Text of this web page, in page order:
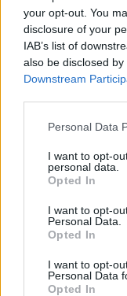
your opt-out. You
disclosure of your
IAB’s list of
also be disclosed
Downstream
Please note that
not limited to your
grant or deny
use your data for
consent section.
Personal Data
I want to opt-
personal data.
Opted In
I want to opt-
Personal Data.
Opted In
I want to opt-
Personal Data
Opted In
JNSZ megyei hírek
Dupla siker: a
rekordot
2025.07.10.
javulást mutatnak az